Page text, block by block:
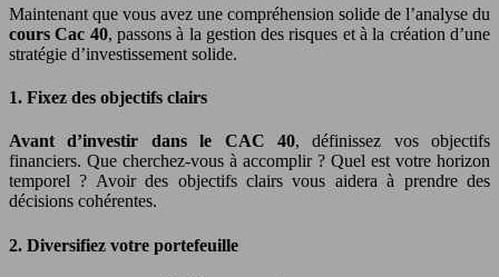
Maintenant que vous avez une compréhension solide de l’analyse du
cours Cac 40, passons à la gestion des risques et à la création d’une
stratégie d’investissement solide.
1. Fixez des objectifs clairs
Avant d’investir dans le CAC 40, définissez vos objectifs
financiers. Que cherchez-vous à accomplir ? Quel est votre horizon
temporel ? Avoir des objectifs clairs vous aidera à prendre des
décisions cohérentes.
2. Diversifiez votre portefeuille